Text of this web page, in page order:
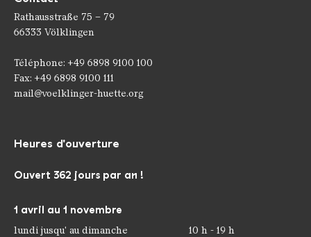
Rathausstraße 75 – 79
66333 Völklingen
Téléphone: +49 6898 9100 100
Fax: +49 6898 9100 111
mail@voelklinger-huette.org
Heures d'ouverture
Ouvert 362 jours par an !
1 avril au 1 novembre
lundi jusqu' au dimanche 10 h - 19 h